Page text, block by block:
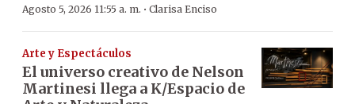
Agosto 5, 2026 11:55 a. m. · Clarisa Enciso
Arte y Espectáculos
El universo creativo de Nelson
Martinesi llega a K/Espacio de